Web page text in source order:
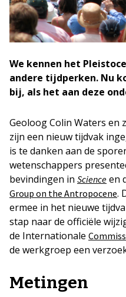
We kennen het
andere tijdperken. Nu
bij, als het aan deze
Geoloog Colin Waters en
zijn een nieuw tijdvak
is te danken aan de
wetenschappers
bevindingen in Science en
Group on the Antropocene.
ermee in het nieuwe
stap naar de officiële
de Internationale
de werkgroep een
Metingen